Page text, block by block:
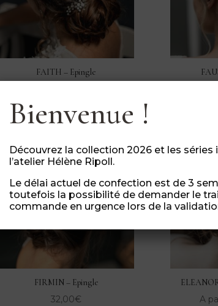
FAITH – Epingle
FIRMIN – Epingle
32,00€ A
Bienvenue !
Découvrez la collection 2026 et les séries
l’atelier Hélène Ripoll.
Le délai actuel de confection est de 3
toutefois la possibilité de demander le
commande en urgence lors de la